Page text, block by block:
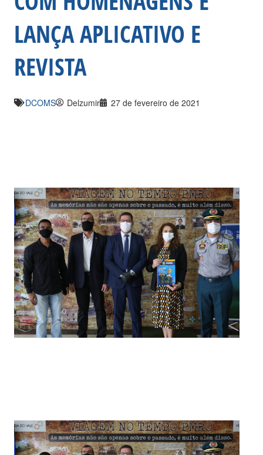
LANÇA APLICATIVO E
REVISTA
DCOMS Delzumir 27 de fevereiro de 2021